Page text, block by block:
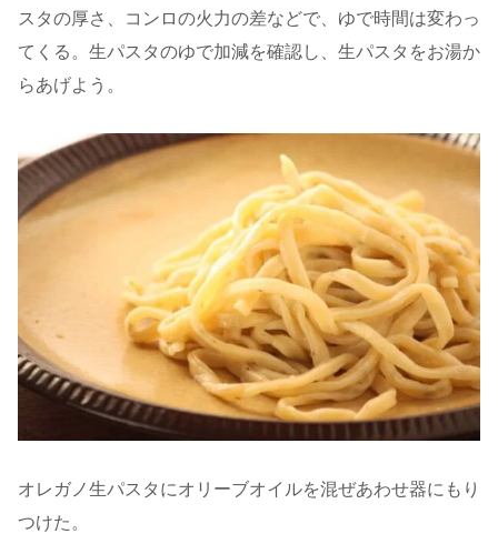
スタの厚さ、コンロの火力の差などで、ゆで時間は変わっ
てくる。生パスタのゆで加減を確認し、生パスタをお湯か
らあげよう。
オレガノ生パスタにオリーブオイルを混ぜあわせ器にもり
つけた。